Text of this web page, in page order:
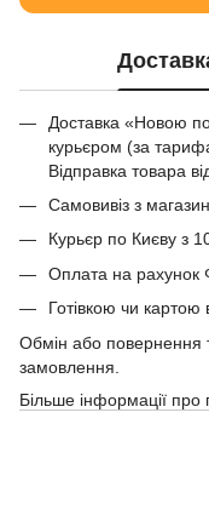
Доставка «Новою
курьєром (за
Відправка товара
Самовивіз з
Курьєр по Києву з
Оплата на
Готівкою чи картою
Обмін або повернення
замовлення.
Більше інформації про